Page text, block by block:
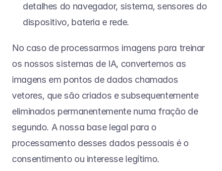
detalhes do navegador, sistema, sensores do
dispositivo, bateria e rede.
No caso de processarmos imagens para treinar
os nossos sistemas de IA, convertemos as
imagens em pontos de dados chamados
vetores, que são criados e subsequentemente
eliminados permanentemente numa fração de
segundo. A nossa base legal para o
processamento desses dados pessoais é o
consentimento ou interesse legítimo.